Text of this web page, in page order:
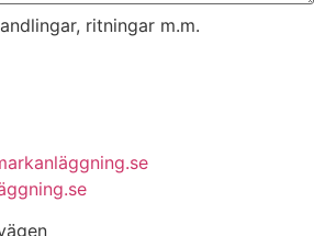
ritningar m.m.